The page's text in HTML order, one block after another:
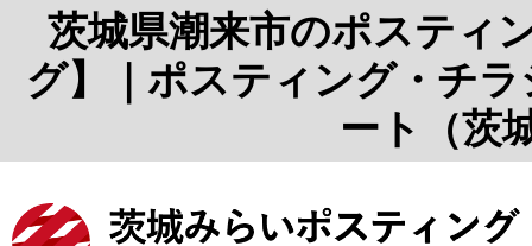
茨城県潮来市のポスティ
グ】｜ポスティング・チ
ート（茨